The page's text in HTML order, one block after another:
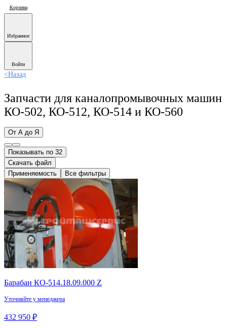
Корзина
Избранное
Войти
<Назад
Запчасти для каналопромывочных машин
КО-502, КО-512, КО-514 и КО-560
От А до Я
Показывать по 32
Скачать файл
Применяемость
Все фильтры
Барабан КО-514.18.09.000 Z
Уточняйте у менеджера
432 950 ₽